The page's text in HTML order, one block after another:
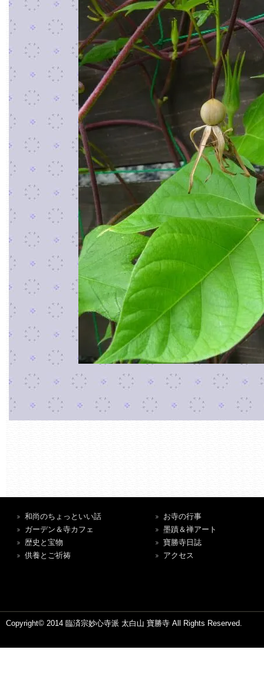
和尚のちょっといい話
ガーデン＆寺カフェ
歴史と宝物
供養とご祈祷
お寺の行事
墨蹟＆禅アート
寶勝寺日誌
アクセス
Copyright© 2014 臨済宗妙心寺派 太白山 寶勝寺 All Rights Reserved.